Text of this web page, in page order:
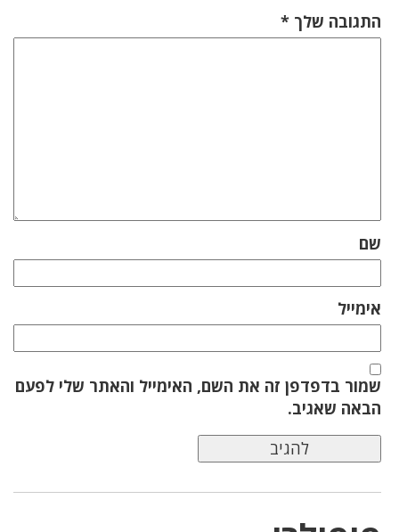
התגובה שלך *
שם
אימייל
שמור בדפדפן זה את השם, האימייל והאתר שלי לפעם
הבאה שאגיב.